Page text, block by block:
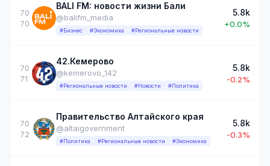
70
70
BALI FM: новости жизни Бали
@balifm_media
#Бизнес #Экономика #Региональные новости
5.8k
+0.0%
70
71
42.Кемерово
@kemerovo_142
#Региональные новости #Новости #Политика
5.8k
-0.2%
70
72
Правительство Алтайского края
@altaigovernment
#Политика #Региональные новости #Экономика
5.8k
-0.3%